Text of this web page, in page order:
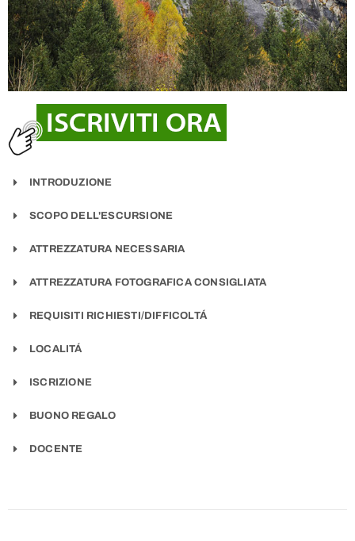
INTRODUZIONE
SCOPO DELL'ESCURSIONE
ATTREZZATURA NECESSARIA
ATTREZZATURA FOTOGRAFICA CONSIGLIATA
REQUISITI RICHIESTI/DIFFICOLTÁ
LOCALITÁ
ISCRIZIONE
BUONO REGALO
DOCENTE